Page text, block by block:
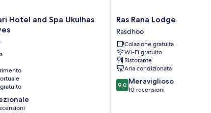
Hotel and Spa Ukulhas
Ras
Rana
Lodge
Rasdhoo
Ras Rana Lodge
Rasdhoo
Colazione gratuita
Wi-Fi gratuito
Ristorante
Aria condizionata
9.0
su
9,0 Meraviglioso
10 recensioni